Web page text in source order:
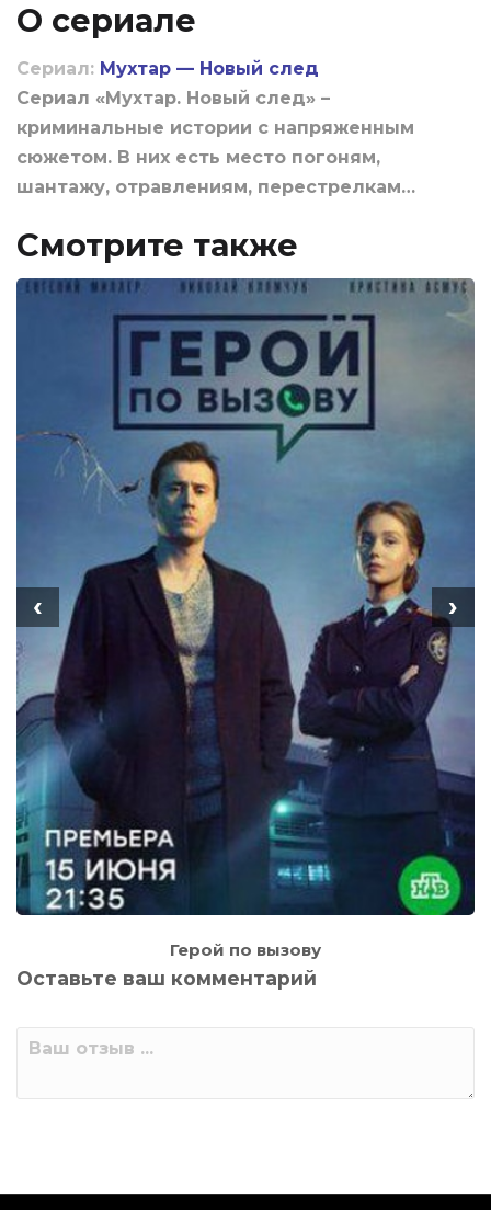
О сериале
Сериал: Мухтар — Новый след
Сериал «Мухтар. Новый след» –
криминальные истории с напряженным
сюжетом. В них есть место погоням,
шантажу, отравлениям, перестрелкам…
Смотрите также
Герой по вызову
‹ ›
Оставьте ваш комментарий